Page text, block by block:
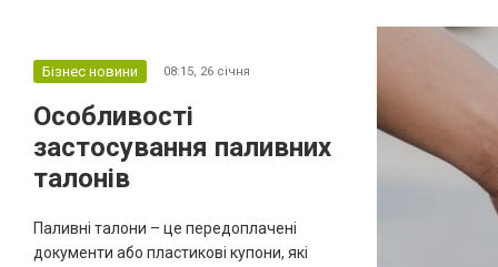
Бізнес новини 08:15, 26 січня
Особливості
застосування паливних
талонів
Паливні талони – це передоплачені
документи або пластикові купони, які